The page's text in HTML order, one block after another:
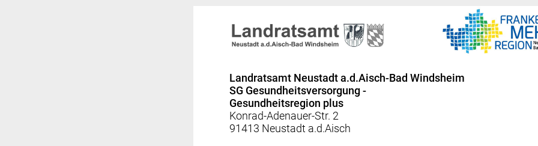
Landratsamt Neustadt a.d.Aisch-Bad Windsheim
SG Gesundheitsversorgung -
Gesundheitsregion plus
Konrad-Adenauer-Str. 2
91413 Neustadt a.d.Aisch